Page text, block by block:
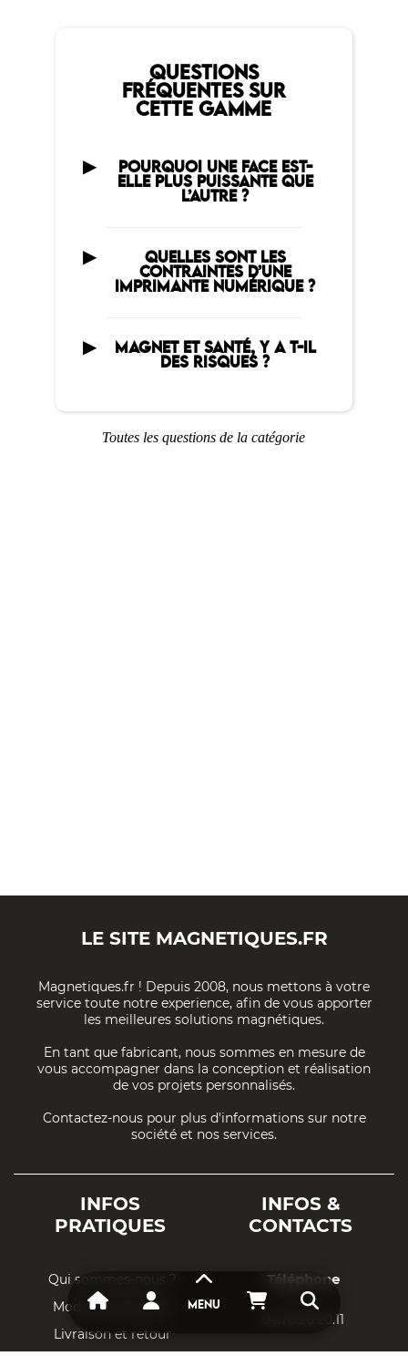
MENU
QUESTIONS
FRÉQUENTES SUR
CETTE GAMME
POURQUOI UNE FACE EST-
ELLE PLUS PUISSANTE QUE
L’AUTRE ?
QUELLES SONT LES
CONTRAINTES D’UNE
IMPRIMANTE NUMÉRIQUE ?
MAGNET ET SANTÉ, Y A T-IL
DES RISQUES ?
Toutes les questions de la catégorie
LE SITE MAGNETIQUES.FR
Magnetiques.fr ! Depuis 2008, nous mettons à votre
service toute notre experience, afin de vous apporter
les meilleures solutions magnétiques.
En tant que fabricant, nous sommes en mesure de
vous accompagner dans la conception et réalisation
de vos projets personnalisés.
Contactez-nous pour plus d'informations sur notre
société et nos services.
INFOS
PRATIQUES
Qui sommes-nous ?
Mode de paiement
Livraison et retour
INFOS &
CONTACTS
Téléphone
04.76.26.20.11